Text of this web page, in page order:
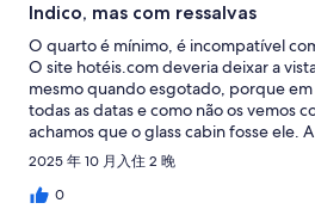
Indico, mas com ressalvas
O quarto é mínimo, é incompatível
O site hotéis.com deveria deixar a
mesmo quando esgotado, porque em
todas as datas e como não os vemos
achamos que o glass cabin fosse ele.
visual é absurda entre um e outro O
hotéis.com é pessimo comparativo a
cabin tirando o seu micro tamanho é
2025 年 10 月入住 2 晚
0